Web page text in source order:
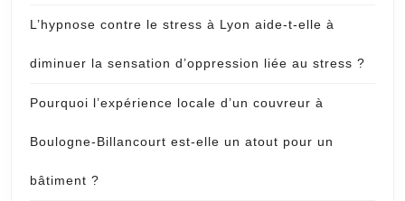
L’hypnose contre le stress à Lyon aide-t-elle à
diminuer la sensation d’oppression liée au stress ?
Pourquoi l’expérience locale d’un couvreur à
Boulogne-Billancourt est-elle un atout pour un
bâtiment ?